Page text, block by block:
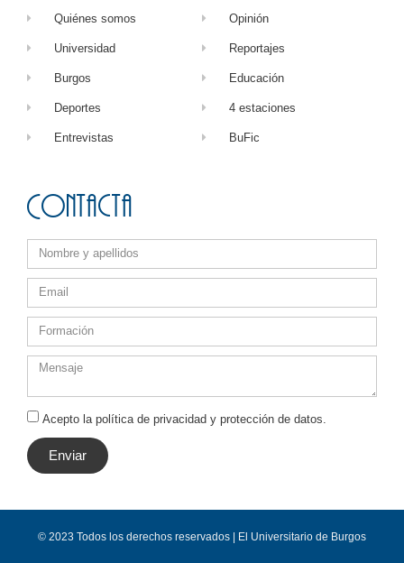
Quiénes somos
Universidad
Burgos
Deportes
Entrevistas
Opinión
Reportajes
Educación
4 estaciones
BuFic
Contacta
Acepto la política de privacidad y protección de datos.
Enviar
© 2023 Todos los derechos reservados | El Universitario de Burgos